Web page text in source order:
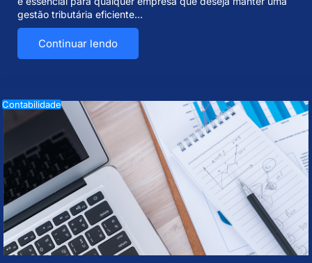
gestão tributária eficiente…
Continuar lendo
Contabilidade